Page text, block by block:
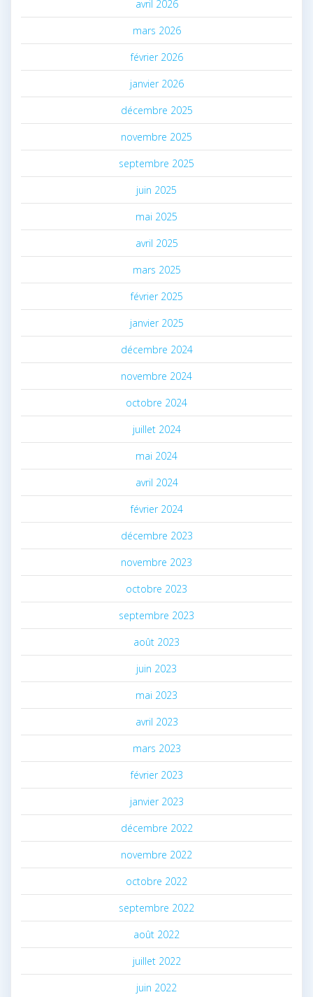
avril 2026
mars 2026
février 2026
janvier 2026
décembre 2025
novembre 2025
septembre 2025
juin 2025
mai 2025
avril 2025
mars 2025
février 2025
janvier 2025
décembre 2024
novembre 2024
octobre 2024
juillet 2024
mai 2024
avril 2024
février 2024
décembre 2023
novembre 2023
octobre 2023
septembre 2023
août 2023
juin 2023
mai 2023
avril 2023
mars 2023
février 2023
janvier 2023
décembre 2022
novembre 2022
octobre 2022
septembre 2022
août 2022
juillet 2022
juin 2022